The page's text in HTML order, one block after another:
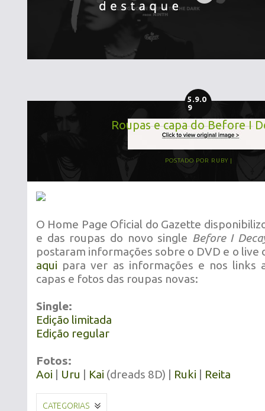
5.9.0
9
Roupas e capa do Before I
POSTADO POR RUBY
O Home Page Oficial do Gazette
e das roupas do novo single Before I
postaram informações sobre o DVD e o live
aqui para ver as informações e nos links
capas e fotos das roupas novas:
Single:
Edição limitada
Edição regular
Fotos:
Aoi
Uru Kai (dreads 8D) | Ruki Reita
CATEGORIAS